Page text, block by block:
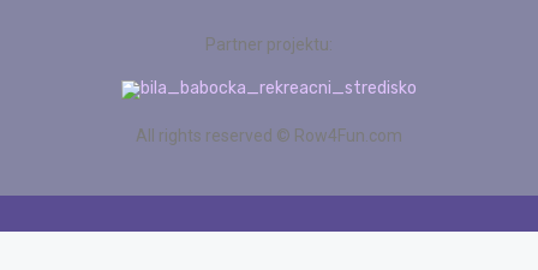
Partner projektu:
All rights reserved © Row4Fun.com